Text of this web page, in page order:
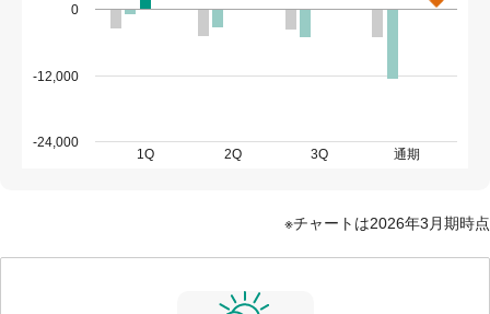
1Q 2Q 3Q 通期
-24,000
-12,000
0
チャートは2026年3月期時点